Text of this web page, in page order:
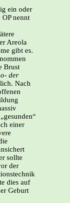
ein oder
nennt
Areola
gibt es.
Brust
der
Nach
einer
sollte
der
dies auf
Geburt